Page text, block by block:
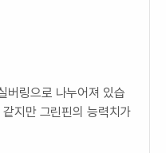
버링으로 나누어져 있습
지만 그린핀의 능력치가